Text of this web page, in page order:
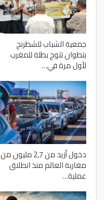
جمعية الشباب للشطرنج
بتطوان تتوج بطلة للمغرب
لأول مرة في…
دخول أزيد من 2,7 مليون من
مغاربة العالم منذ انطلاق
عملية…